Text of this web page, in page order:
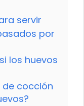
servir
por
los huevos
cocción